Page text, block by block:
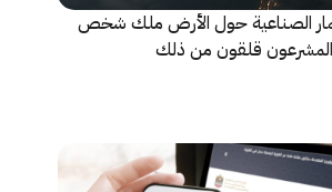
الصناعية حول الأرض ملك شخص
قلقون من ذلك